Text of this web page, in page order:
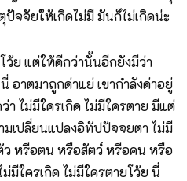
จจัยให้เกิดไม่มี มันก็ไม่เกิดน่ะ
ย แต่ให้ดีกว่านั้นอีกยังมีว่า
อาตมาถูกด่าแย่ เขากำลังด่าอยู่
ไม่มีใครเกิด ไม่มีใครตาย มีแต่
มเปลี่ยนแปลงอิทัปปัจจยตา ไม่มี
ว หรือตน หรือสัตว์ หรือคน หรือ
มีใครเกิด ไม่มีใครตายโว้ย นี่